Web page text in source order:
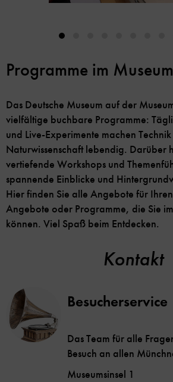
Programme im Museum
Das Deutsche Museum auf der
vielfältige buchbare Programme:
und Live-Experimente machen
Naturwissenschaft lebendig. Darüber
vertiefende Workshops und
spannende Einblicke und
Hier finden Sie alle Angebote für
Angebote oder Programme, die Sie
können. Viel Spaß beim Entdecken.
Kontakt
Besucherservice
Das Team für alle
Besuch an allen
Museumsinsel 1